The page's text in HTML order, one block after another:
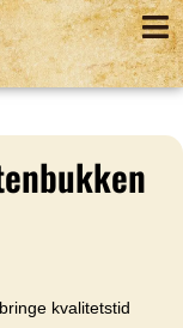
kvalitetstid